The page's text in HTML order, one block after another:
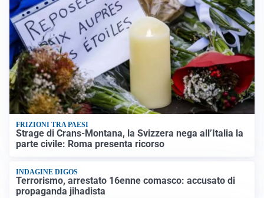
FRIZIONI TRA PAESI
Strage di Crans-Montana, la Svizzera nega all’Italia la
parte civile: Roma presenta ricorso
INDAGINE DIGOS
Terrorismo, arrestato 16enne comasco: accusato di
propaganda jihadista